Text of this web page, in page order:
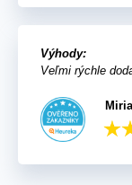
Výhody:
Veľmi rýchle